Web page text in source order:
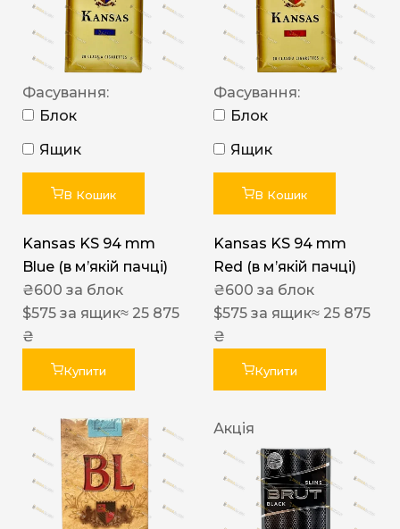
Фасування:
Блок
Ящик
В Кошик
Kansas KS 94 mm
Blue (в мʼякій пачці)
₴600 за блок
$575 за ящик≈ 25 875
₴
Купити
Фасування:
Блок
Ящик
В Кошик
Kansas KS 94 mm
Red (в мʼякій пачці)
₴600 за блок
$575 за ящик≈ 25 875
₴
Купити
Акція